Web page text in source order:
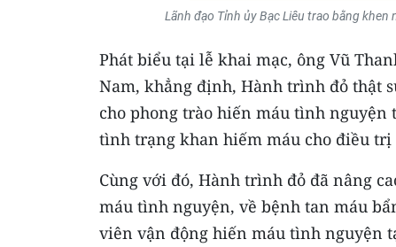
Lãnh đạo Tỉnh ủy Bạc Liêu trao bằng
Phát biểu tại lễ khai mạc, ông Vũ
Nam, khẳng định, Hành trình đỏ thật
cho phong trào hiến máu tình
tình trạng khan hiếm máu cho điều
Cùng với đó, Hành trình đỏ đã nâng
máu tình nguyện, về bệnh tan máu
viên vận động hiến máu tình nguyện